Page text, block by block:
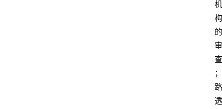
机
构
的
审
查
；
路
透